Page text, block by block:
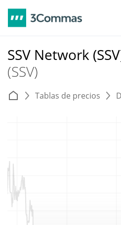
SSV Network
(SSV)
Tablas de precios